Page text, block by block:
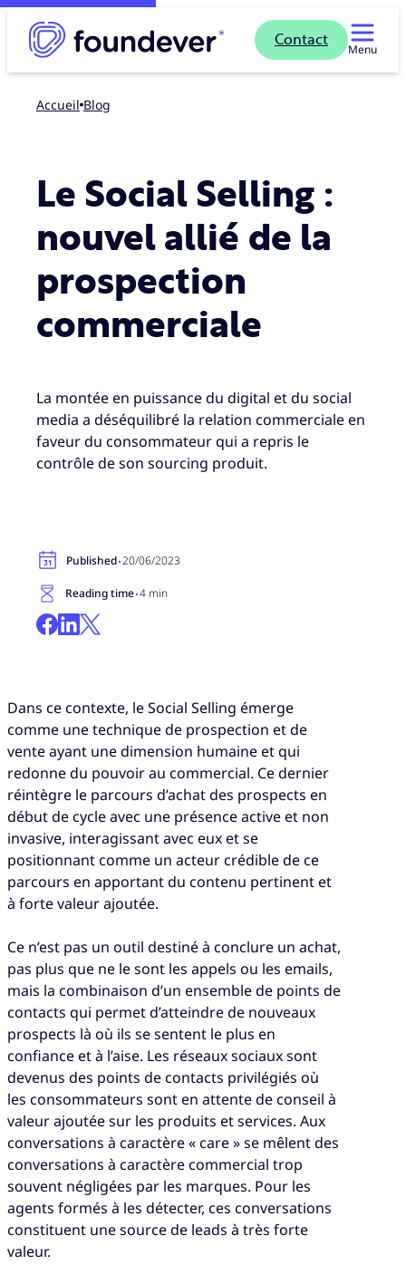
Contact
Menu
Accueil blog
Le Social Selling :
nouvel allié de la
prospection
commerciale
La montée en puissance du digital et du social
media a déséquilibré la relation commerciale en
faveur du consommateur qui a repris le
contrôle de son sourcing produit.
Published·20/06/2023
Reading time·4 min
Dans ce contexte, le Social Selling émerge
comme une technique de prospection et de
vente ayant une dimension humaine et qui
redonne du pouvoir au commercial. Ce dernier
réintègre le parcours d’achat des prospects en
début de cycle avec une présence active et non
invasive, interagissant avec eux et se
positionnant comme un acteur crédible de ce
parcours en apportant du contenu pertinent et
à forte valeur ajoutée.
Ce n’est pas un outil destiné à conclure un achat,
pas plus que ne le sont les appels ou les emails,
mais la combinaison d’un ensemble de points de
contacts qui permet d’atteindre de nouveaux
prospects là où ils se sentent le plus en
confiance et à l’aise. Les réseaux sociaux sont
devenus des points de contacts privilégiés où
les consommateurs sont en attente de conseil à
valeur ajoutée sur les produits et services. Aux
conversations à caractère « care » se mêlent des
conversations à caractère commercial trop
souvent négligées par les marques. Pour les
agents formés à les détecter, ces conversations
constituent une source de leads à très forte
valeur.